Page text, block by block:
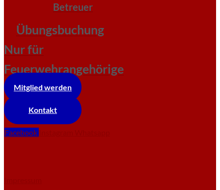
Betreuer
Übungsbuchung
Nur für
Feuerwehrangehörige
Mitglied werden
Kontakt
Facebook